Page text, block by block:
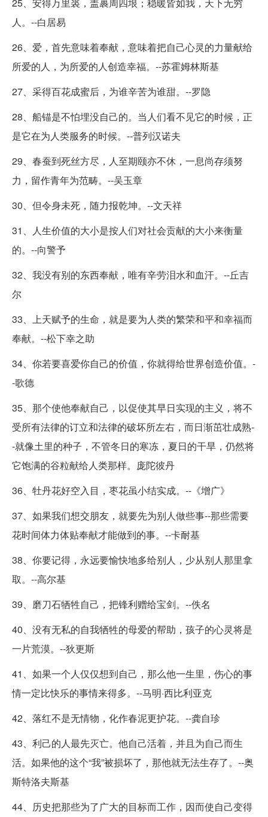
人。--白居易
26、爱，首先意味着奉献，意味着把自己心灵的力量献给
所爱的人，为所爱的人创造幸福。--苏霍姆林斯基
27、采得百花成蜜后，为谁辛苦为谁甜。--罗隐
28、船锚是不怕埋没自己的。当人们看不见它的时候，正
是它在为人类服务的时候。--普列汉诺夫
29、春蚕到死丝方尽，人至期颐亦不休，一息尚存须努
力，留作青年为范畴。--吴玉章
30、但令身未死，随力报乾坤。--文天祥
31、人生价值的大小是按人们对社会贡献的大小来衡量
的。--向警予
32、我没有别的东西奉献，唯有辛劳泪水和血汗。--丘吉
尔
33、上天赋予的生命，就是要为人类的繁荣和平和幸福而
奉献。--松下幸之助
34、你若要喜爱你自己的价值，你就得给世界创造价值。-
-歌德
35、那个使他奉献自己，以促使其早日实现的主义，将不
受所有法律的订立和法律的破坏所左右，而日渐茁壮成熟-
-就像土里的种子，不管冬日的寒冻，夏日的干旱，仍然将
它饱满的谷粒献给人类那样。庞陀彼丹
36、牡丹花好空入目，枣花虽小结实成。--《增广》
37、如果我们想交朋友，就要先为别人做些事--那些需要
花时间体力体贴奉献才能做到的事。--卡耐基
38、你要记得，永远要愉快地多给别人，少从别人那里拿
取。--高尔基
39、磨刀石牺牲自己，把锋利赠给宝剑。--佚名
40、没有无私的自我牺牲的母爱的帮助，孩子的心灵将是
一片荒漠。--狄更斯
41、如果一个人仅仅想到自己，那么他一生里，伤心的事
情一定比快乐的事情来得多。--马明·西比利亚克
42、落红不是无情物，化作春泥更护花。--龚自珍
43、利己的人最先灭亡。他自己活着，并且为自己而生
活。如果他的这个“我”被损坏了，那他就无法生存了。--奥
斯特洛夫斯基
44、历史把那些为了广大的目标而工作，因而使自己变得